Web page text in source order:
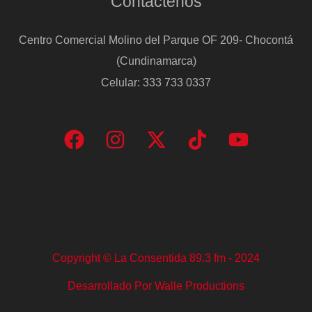
Centro Comercial Molino del Parque OF 209- Chocontá
(Cundinamarca)
Celular: 333 733 0337
Copyright © La Consentida 89.3 fm - 2024
Desarrollado Por Walle Productions